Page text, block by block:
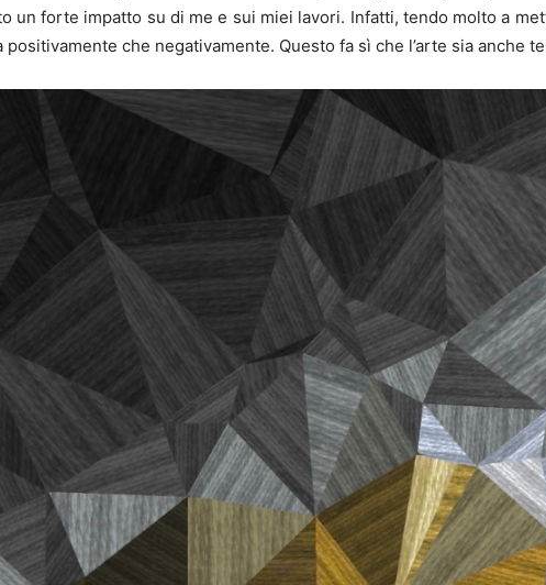
un forte impatto su di me e sui miei lavori. Infatti, tendo molto a
positivamente che negativamente. Questo fa sì che l’arte sia anche